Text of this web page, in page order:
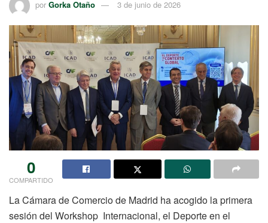
por Gorka Otaño 3 de junio de 2026
0
COMPARTIDO
La Cámara de Comercio de Madrid ha acogido la primera
sesión del Workshop Internacional, el Deporte en el